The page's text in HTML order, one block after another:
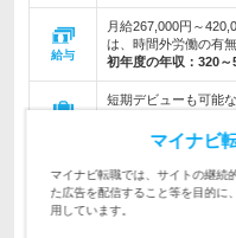
給与
月給267,000円～
は、時間外労働の有
初年度の年収： 320～
短期デビューも可能
どの業務をお任せし
対象と
なる方
※35歳以下の方【学
物重視のポテンシャ
マイナビ
マイナビ転職では、サイトの継続
た広告を配信すること等を目的に
用しています。